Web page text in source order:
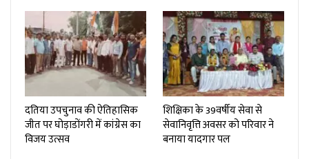
दतिया उपचुनाव की ऐतिहासिक
जीत पर घोड़ाडोंगरी में कांग्रेस का
विजय उत्सव
शिक्षिका के 39वर्षीय सेवा से
सेवानिवृत्ति अवसर को परिवार ने
बनाया यादगार पल